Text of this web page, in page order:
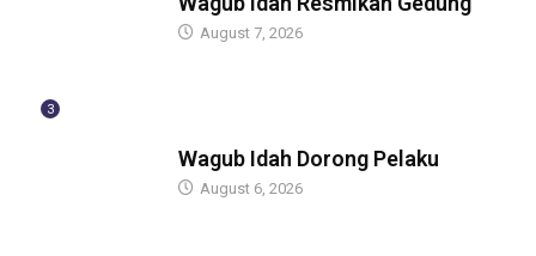
August 7, 2026
3
Wagub Idah Dorong Pelaku
August 6, 2026